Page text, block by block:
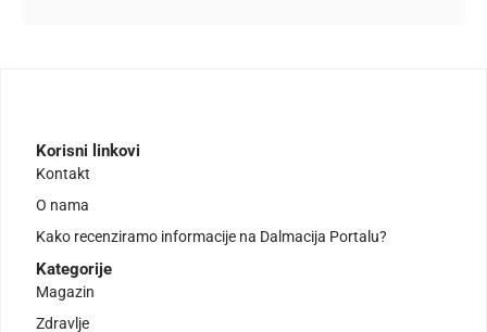
Korisni linkovi
Kontakt
O nama
Kako recenziramo informacije na Dalmacija Portalu?
Kategorije
Magazin
Zdravlje